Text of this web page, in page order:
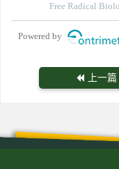
Free Radical
Powered by
上一篇